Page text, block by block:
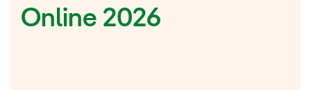
Online 2026